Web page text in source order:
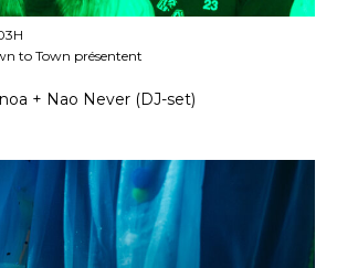
to Town présentent
+ Nao Never (DJ-set)